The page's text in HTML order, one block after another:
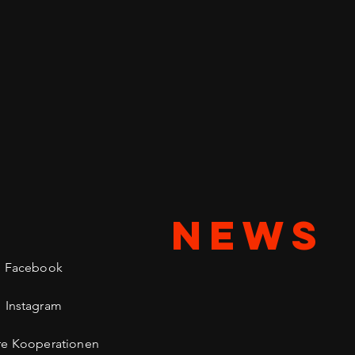
Facebook
Instagram
Kooperationen
NEWS